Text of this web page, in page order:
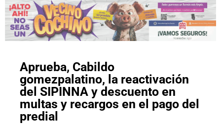
Aprueba, Cabildo
gomezpalatino, la reactivación
del SIPINNA y descuento en
multas y recargos en el pago del
predial